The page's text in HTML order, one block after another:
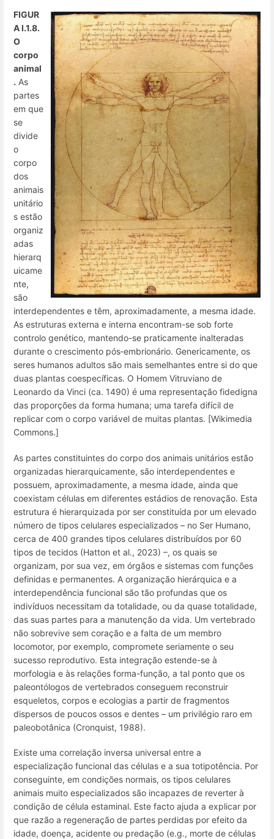
FIGUR
A I.1.8.
O
corpo
animal
. As
partes
em que
se
divide
o
corpo
dos
animais
unitário
s estão
organiz
adas
hierarq
uicame
nte,
são
interdependentes e têm, aproximadamente, a mesma idade.
As estruturas externa e interna encontram-se sob forte
controlo genético, mantendo-se praticamente inalteradas
durante o crescimento pós‑embrionário. Genericamente, os
seres humanos adultos são mais semelhantes entre si do que
duas plantas coespecíficas. O Homem Vitruviano de
Leonardo da Vinci (ca. 1490) é uma representação fidedigna
das proporções da forma humana; uma tarefa difícil de
replicar com o corpo variável de muitas plantas. [Wikimedia
Commons.]
As partes constituintes do corpo dos animais unitários estão
organizadas hierarquicamente, são interdependentes e
possuem, aproximadamente, a mesma idade, ainda que
coexistam células em diferentes estádios de renovação. Esta
estrutura é hierarquizada por ser constituída por um elevado
número de tipos celulares especializados – no Ser Humano,
cerca de 400 grandes tipos celulares distribuídos por 60
tipos de tecidos (Hatton et al., 2023) –, os quais se
organizam, por sua vez, em órgãos e sistemas com funções
definidas e permanentes. A organização hierárquica e a
interdependência funcional são tão profundas que os
indivíduos necessitam da totalidade, ou da quase totalidade,
das suas partes para a manutenção da vida. Um vertebrado
não sobrevive sem coração e a falta de um membro
locomotor, por exemplo, compromete seriamente o seu
sucesso reprodutivo. Esta integração estende-se à
morfologia e às relações forma-função, a tal ponto que os
paleontólogos de vertebrados conseguem reconstruir
esqueletos, corpos e ecologias a partir de fragmentos
dispersos de poucos ossos e dentes – um privilégio raro em
paleobotânica (Cronquist, 1988).
Existe uma correlação inversa universal entre a
especialização funcional das células e a sua totipotência. Por
conseguinte, em condições normais, os tipos celulares
animais muito especializados são incapazes de reverter à
condição de célula estaminal. Este facto ajuda a explicar por
que razão a regeneração de partes perdidas por efeito da
idade, doença, acidente ou predação (e.g., morte de células